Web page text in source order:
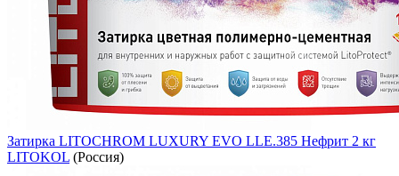
Затирка LITOCHROM LUXURY EVO LLE.385 Нефрит 2 кг
LITOKOL (Россия)